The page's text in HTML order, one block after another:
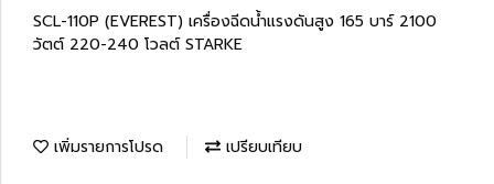
SCL-110P (EVEREST) เครื่องฉีดน้ำแรงดันสูง 165 บาร์ 2100
วัตต์ 220-240 โวลต์ STARKE
เพิ่มรายการโปรด เปรียบเทียบ